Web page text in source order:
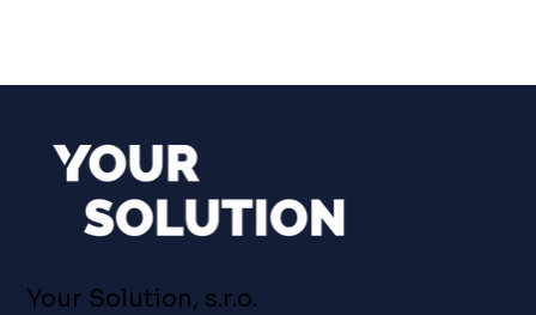
Your Solution, s.r.o.